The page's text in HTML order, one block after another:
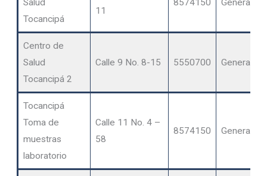
Tocancipá
11
Centro de
Salud
Tocancipá 2
Calle 9 No. 8-15 5550700 General
Tocancipá
Toma de
muestras
laboratorio
Calle 11 No. 4 –
58
8574150 General